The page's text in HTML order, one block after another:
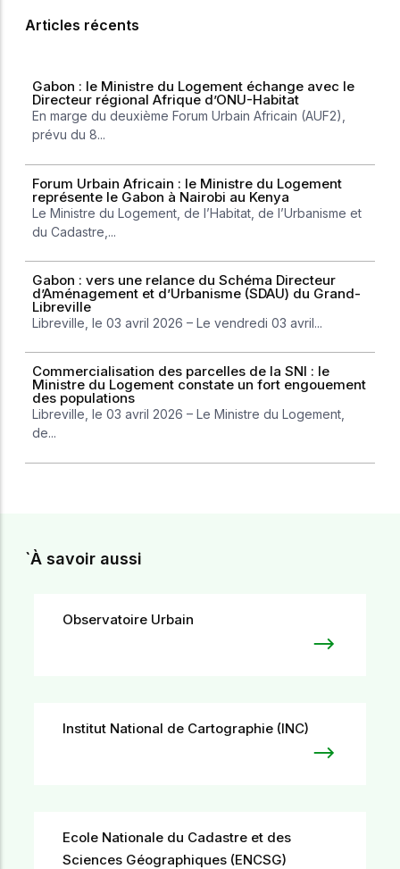
Articles récents
Gabon : le Ministre du Logement échange avec le
Directeur régional Afrique d’ONU-Habitat
En marge du deuxième Forum Urbain Africain (AUF2),
prévu du 8...
Forum Urbain Africain : le Ministre du Logement
représente le Gabon à Nairobi au Kenya
Le Ministre du Logement, de l’Habitat, de l’Urbanisme et
du Cadastre,...
Gabon : vers une relance du Schéma Directeur
d’Aménagement et d’Urbanisme (SDAU) du Grand-
Libreville
Libreville, le 03 avril 2026 – Le vendredi 03 avril...
Commercialisation des parcelles de la SNI : le
Ministre du Logement constate un fort engouement
des populations
Libreville, le 03 avril 2026 – Le Ministre du Logement,
de...
`À savoir aussi
Observatoire Urbain
Institut National de Cartographie (INC)
Ecole Nationale du Cadastre et des
Sciences Géographiques (ENCSG)